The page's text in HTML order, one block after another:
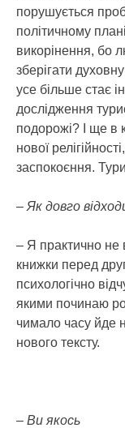
порушується
політичному
викорінення, бо
зберігати
усе більше стає
дослідження
подорожі? І ще в
нової
заспокоєння.
– Як довго
– Я практично не
книжки перед
психологічно
якими починаю
чимало часу йде
нового тексту.
– Ви якось